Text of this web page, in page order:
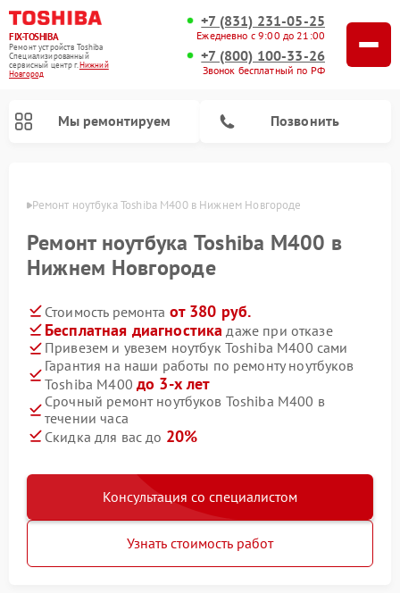
FIX-TOSHIBA
Ремонт устройств Toshiba
Специализированный
cервисный центр г.Нижний
Новгород
+7 (831) 231-05-25
Ежедневно с 9:00 до 21:00
+7 (800) 100-33-26
Звонок бесплатный по РФ
Мы ремонтируем Позвонить
Ремонт ноутбука Toshiba M400 в Нижнем Новгороде
Ремонт ноутбука Toshiba M400 в
Нижнем Новгороде
Стоимость ремонта от 380 руб.
Бесплатная диагностика даже при отказе
Привезем и увезем ноутбук Toshiba M400 сами
Гарантия на наши работы по ремонту ноутбуков
Toshiba M400 до 3-х лет
Срочный ремонт ноутбуков Toshiba M400 в
течении часа
Скидка для вас до 20%
Консультация со специалистом
Узнать стоимость работ